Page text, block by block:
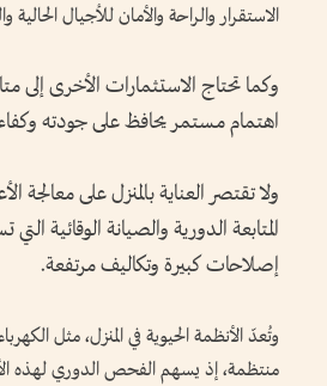
الاستقرار والراحة والأمان للأجيال الحالية
وكما تحتاج الاستثمارات الأخرى إلى
اهتمام مستمر يحافظ على جودته
ولا تقتصر العناية بالمنزل على
المتابعة الدورية والصيانة
إصلاحات كبيرة وتكاليف مرتفعة.
وتُعدّ الأنظمة الحيوية في المنزل، مثل
منتظمة، إذ يسهم الفحص الدوري لهذه